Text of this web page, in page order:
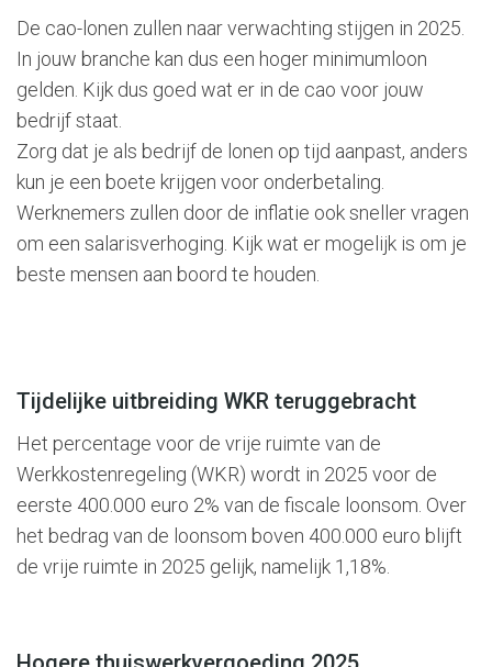
De cao-lonen zullen naar verwachting stijgen in 2025.
In jouw branche kan dus een hoger minimumloon
gelden. Kijk dus goed wat er in de cao voor jouw
bedrijf staat.
Zorg dat je als bedrijf de lonen op tijd aanpast, anders
kun je een boete krijgen voor onderbetaling.
Werknemers zullen door de inflatie ook sneller vragen
om een salarisverhoging. Kijk wat er mogelijk is om je
beste mensen aan boord te houden.
Tijdelijke uitbreiding WKR teruggebracht
Het percentage voor de vrije ruimte van de
Werkkostenregeling (WKR) wordt in 2025 voor de
eerste 400.000 euro 2% van de fiscale loonsom. Over
het bedrag van de loonsom boven 400.000 euro blijft
de vrije ruimte in 2025 gelijk, namelijk 1,18%.